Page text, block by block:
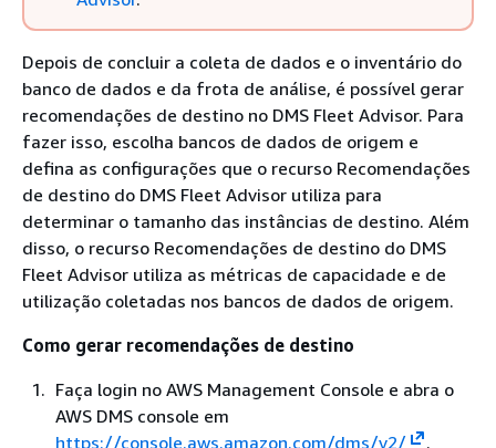
Depois de concluir a coleta de dados e o inventário do
banco de dados e da frota de análise, é possível gerar
recomendações de destino no DMS Fleet Advisor. Para
fazer isso, escolha bancos de dados de origem e
defina as configurações que o recurso Recomendações
de destino do DMS Fleet Advisor utiliza para
determinar o tamanho das instâncias de destino. Além
disso, o recurso Recomendações de destino do DMS
Fleet Advisor utiliza as métricas de capacidade e de
utilização coletadas nos bancos de dados de origem.
Como gerar recomendações de destino
Faça login no AWS Management Console e abra o
AWS DMS console em
https://console.aws.amazon.com/dms/v2/
.